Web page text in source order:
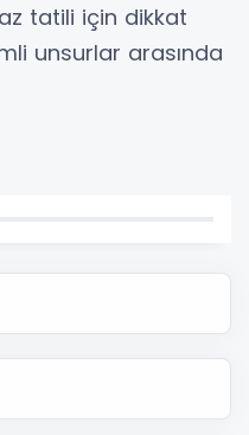
tatili için dikkat
unsurlar arasında